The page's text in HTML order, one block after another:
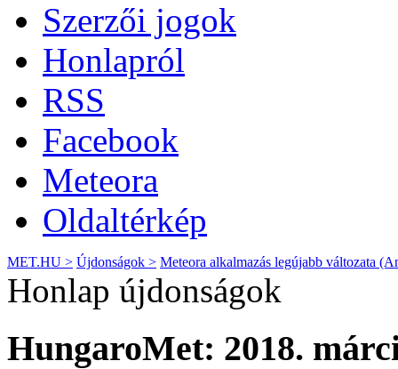
Szerzői jogok
Honlapról
RSS
Facebook
Meteora
Oldaltérkép
MET.HU > Újdonságok > Meteora alkalmazás legújabb változata
Honlap újdonságok
HungaroMet: 2018.